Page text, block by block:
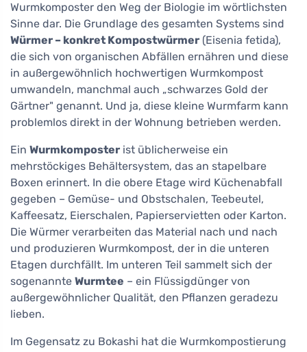
Wurmkomposter den Weg der Biologie im wörtlichsten
Sinne dar. Die Grundlage des gesamten Systems sind
Würmer – konkret Kompostwürmer (Eisenia fetida),
die sich von organischen Abfällen ernähren und diese
in außergewöhnlich hochwertigen Wurmkompost
umwandeln, manchmal auch „schwarzes Gold der
Gärtner" genannt. Und ja, diese kleine Wurmfarm kann
problemlos direkt in der Wohnung betrieben werden.
Ein Wurmkomposter ist üblicherweise ein
mehrstöckiges Behältersystem, das an stapelbare
Boxen erinnert. In die obere Etage wird Küchenabfall
gegeben – Gemüse- und Obstschalen, Teebeutel,
Kaffeesatz, Eierschalen, Papierservietten oder Karton.
Die Würmer verarbeiten das Material nach und nach
und produzieren Wurmkompost, der in die unteren
Etagen durchfällt. Im unteren Teil sammelt sich der
sogenannte Wurmtee – ein Flüssigdünger von
außergewöhnlicher Qualität, den Pflanzen geradezu
lieben.
Im Gegensatz zu Bokashi hat die Wurmkompostierung